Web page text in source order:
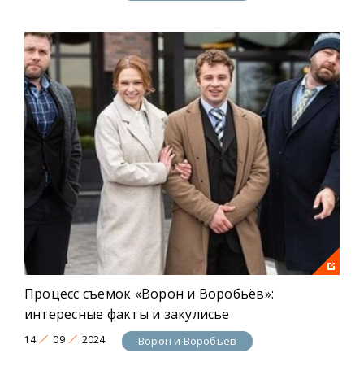
Процесс съемок «Ворон и Воробьёв»:
интересные факты и закулисье
14 09 2024 Ворон и Воробьев